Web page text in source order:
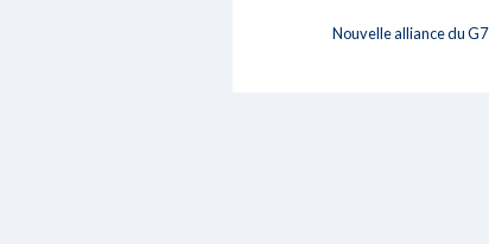
Nouvelle alliance du G7